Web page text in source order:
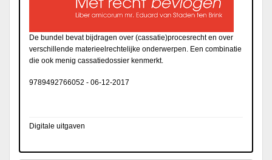
De bundel bevat bijdragen over (cassatie)procesrecht en over
verschillende materieelrechtelijke onderwerpen. Een combinatie
die ook menig cassatiedossier kenmerkt.
9789492766052 - 06-12-2017
Digitale uitgaven